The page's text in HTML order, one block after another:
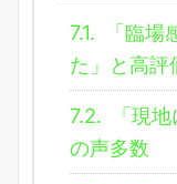
7.1.
「臨場
た」と高評
7.2.
「現
の声多数